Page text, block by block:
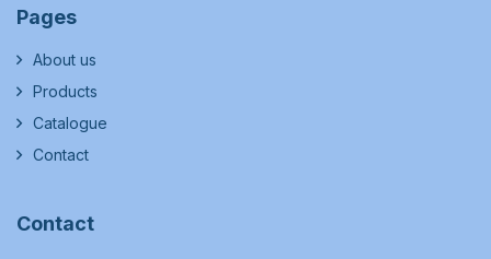
Pages
About us
Products
Catalogue
Contact
Contact